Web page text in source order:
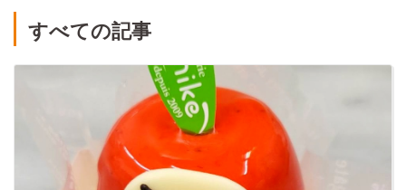
すべての記事